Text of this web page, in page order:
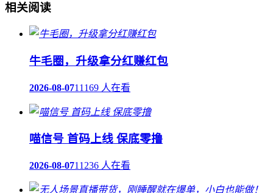
相关阅读
牛毛圈，升级拿分红赚红包
2026-08-0711169 人在看
喵信号 首码上线 保底零撸
2026-08-0711236 人在看